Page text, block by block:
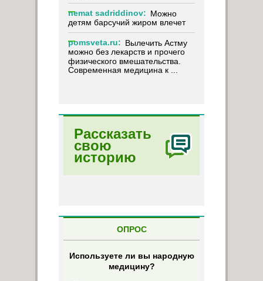
nemat sadriddinov: Можно
детям барсучий жиром влечет
pomsveta.ru: Вылечить Астму
можно без лекарств и прочего
физического вмешательства.
Современная медицина к ...
Рассказать
свою
историю
ОПРОС
Используете ли вы народную
медицину?